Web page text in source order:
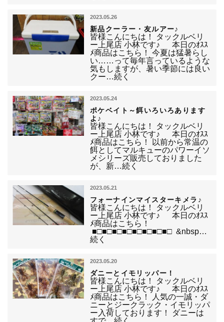
2023.05.26
新品クーラー・友ルアー♪
皆様こんにちは！ タックルベリ
ー上尾店 小林です♪ 本日のｵｽｽ
ﾒ商品はこちら！ 今夏は猛暑らし
い……って毎年言っているような
気もしますが、暑い季節には良い
クー…続く
2023.05.24
ポケベイト～餌いろいろあります
よ♪
皆様こんにちは！ タックルベリ
ー上尾店 小林です♪ 本日のｵｽｽ
ﾒ商品はこちら！ 以前から常温の
餌としてマルキューのパワーイソ
メシリーズ販売しておりました
が、新…続く
2023.05.21
フォーナインマイスターキメラ♪
皆様こんにちは！ タックルベリ
ー上尾店 小林です♪ 本日のｵｽｽ
ﾒ商品はこちら！
■□■□■□■□■□■□■□■□ &nbsp…
続く
2023.05.20
ダニーとイモリッパー！
皆様こんにちは！ タックルベリ
ー上尾店 小林です♪ 本日のｵｽｽ
ﾒ商品はこちら！ 人気の一誠・ダ
ニーとジークラック・イモリッパ
ー入荷しております！ ダニーは